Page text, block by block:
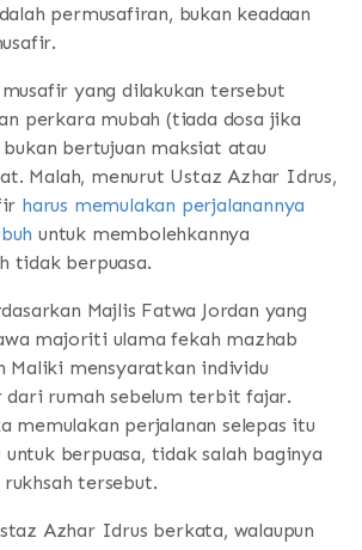
permusafiran, bukan keadaan
yang dilakukan tersebut
perkara mubah (tiada dosa jika
bertujuan maksiat atau
Malah, menurut Ustaz Azhar Idrus,
harus memulakan perjalanannya
untuk membolehkannya
tidak berpuasa.
Majlis Fatwa Jordan yang
majoriti ulama fekah mazhab
Maliki mensyaratkan individu
dari rumah sebelum terbit fajar.
memulakan perjalanan selepas itu
berpuasa, tidak salah baginya
tersebut.
Azhar Idrus berkata, walaupun